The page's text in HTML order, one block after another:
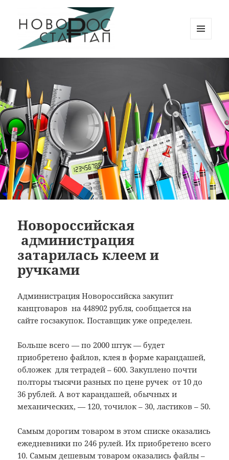
ВИДЖЕТЫ
Новороссийская
администрация
затарилась клеем и
ручками
Администрация Новороссийска закупит
канцтоваров на 448902 рубля, сообщается на
сайте госзакупок. Поставщик уже определен.
Больше всего — по 2000 штук — будет
приобретено файлов, клея в форме карандашей,
обложек для тетрадей – 600. Закуплено почти
полторы тысячи разных по цене ручек от 10 до
36 рублей. А вот карандашей, обычных и
механических, — 120, точилок – 30, ластиков – 50.
Самым дорогим товаром в этом списке оказались
ежедневники по 246 рулей. Их приобретено всего
10. Самым дешевым товаром оказались файлы –